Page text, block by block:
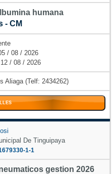
humana
- CM
/ 08 / 2026
/ 08 / 2026
Aliaga (Telf: 2434262)
De Tinguipaya
1-1
gestion 2026